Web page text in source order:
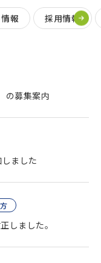
報 採用情報
の募集案内
ました
しました。